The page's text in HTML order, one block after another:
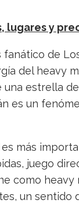
lugares y
fanático de
del heavy
estrella
es un
más
juego
como heavy
un sentido